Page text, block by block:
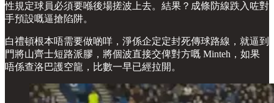
性規定球員必須要喺後場搓波上去。結果？成條防線跌入咗對
手預設嘅逼搶陷阱。
白禮頓根本唔需要做啲咩，淨係企定定封死傳球路線，就逼到
門將山齊士短路派膠，將個波直接交俾對方嘅 Minteh，如果
唔係查洛巴護空龍，比數一早已經拉開。